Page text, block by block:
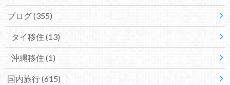
ブログ(355)
タイ移住 (13)
沖縄移住 (1)
国内旅行(615)